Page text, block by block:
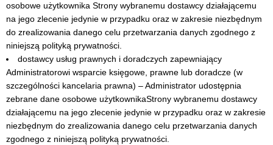
osobowe użytkownika Strony wybranemu dostawcy działającemu
na jego zlecenie jedynie w przypadku oraz w zakresie niezbędnym
do zrealizowania danego celu przetwarzania danych zgodnego z
niniejszą polityką prywatności.
dostawcy usług prawnych i doradczych zapewniający
Administratorowi wsparcie księgowe, prawne lub doradcze (w
szczególności kancelaria prawna) – Administrator udostępnia
zebrane dane osobowe użytkownikaStrony wybranemu dostawcy
działającemu na jego zlecenie jedynie w przypadku oraz w zakresie
niezbędnym do zrealizowania danego celu przetwarzania danych
zgodnego z niniejszą polityką prywatności.